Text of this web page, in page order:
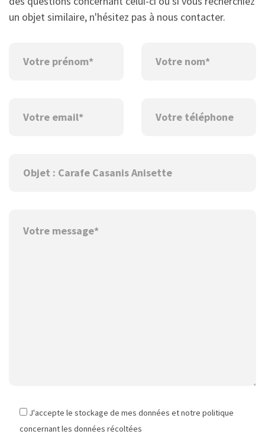
un objet similaire, n'hésitez pas à nous contacter.
J'accepte le stockage de mes données et notre politique
concernant les données récoltées